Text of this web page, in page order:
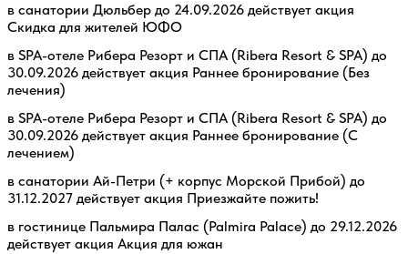
в санатории Дюльбер до 24.09.2026 действует акция
Скидка для жителей ЮФО
в SPA-отеле Рибера Резорт и СПА (Ribera Resort & SPA) до
30.09.2026 действует акция Раннее бронирование (Без
лечения)
в SPA-отеле Рибера Резорт и СПА (Ribera Resort & SPA) до
30.09.2026 действует акция Раннее бронирование (С
лечением)
в санатории Ай-Петри (+ корпус Морской Прибой) до
31.12.2027 действует акция Приезжайте пожить!
в гостинице Пальмира Палас (Palmira Palace) до 29.12.2026
действует акция Акция для южан